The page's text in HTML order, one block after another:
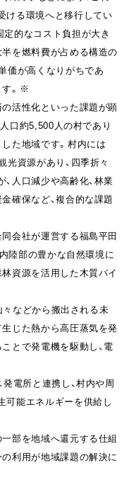
ける環境へと移行してい
的なコスト負担が大き
を燃料費が占める構造の
価が高くなりがちであ
す。※
活性化といった課題が顕
口約5,500人の村であり
た地域です。村内には
光資源があり、四季折々
人口減少や高齢化、林業
確保など、複合的な課題
会社が運営する福島平田
内陸部の豊かな自然環境に
資源を活用した木質バイ
などから搬出される未
じた熱から高圧蒸気を発
とで発電機を駆動し、電
発電所と連携し、村内や周
可能エネルギーを供給し
部を地域へ還元する仕組
利用が地域課題の解決に